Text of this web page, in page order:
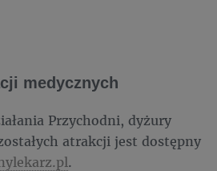
medycznych
Przychodni, dyżury
atrakcji jest dostępny
.